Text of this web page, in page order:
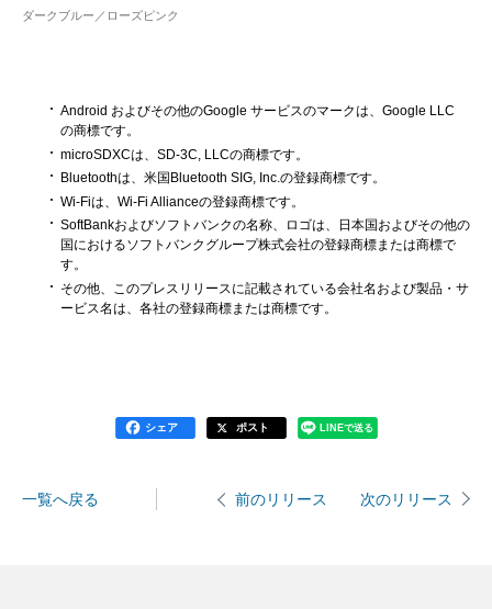
ダークブルー／ローズピンク
Android およびその他のGoogle サービスのマークは、Google LLC
の商標です。
microSDXCは、SD-3C, LLCの商標です。
Bluetoothは、米国Bluetooth SIG, Inc.の登録商標です。
Wi-Fiは、Wi-Fi Allianceの登録商標です。
SoftBankおよびソフトバンクの名称、ロゴは、日本国およびその他の
国におけるソフトバンクグループ株式会社の登録商標または商標で
す。
その他、このプレスリリースに記載されている会社名および製品・サ
ービス名は、各社の登録商標または商標です。
シェア ポスト LINEで送る
一覧へ戻る 前のリリース 次のリリース